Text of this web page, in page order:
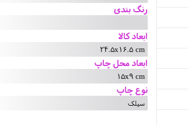
رنگ بندی
ابعاد کالا
24.5x16.5 cm
ابعاد محل چاپ
15x9 cm
نوع چاپ
سیلک